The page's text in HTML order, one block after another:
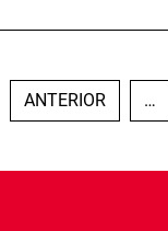
PÁGINA ANTERIOR
ANTERIOR …